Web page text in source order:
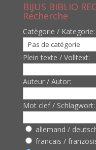
BIJUS BIBLIO
Recherche
Catègorie / Kategorie:
Plein texte / Volltext:
Auteur / Autor:
Mot clef / Schlagwort:
allemand /
francais /